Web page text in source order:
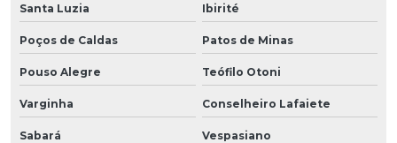
Santa Luzia Ibirité
Poços de Caldas Patos de Minas
Pouso Alegre Teófilo Otoni
Varginha Conselheiro Lafaiete
Sabará Vespasiano